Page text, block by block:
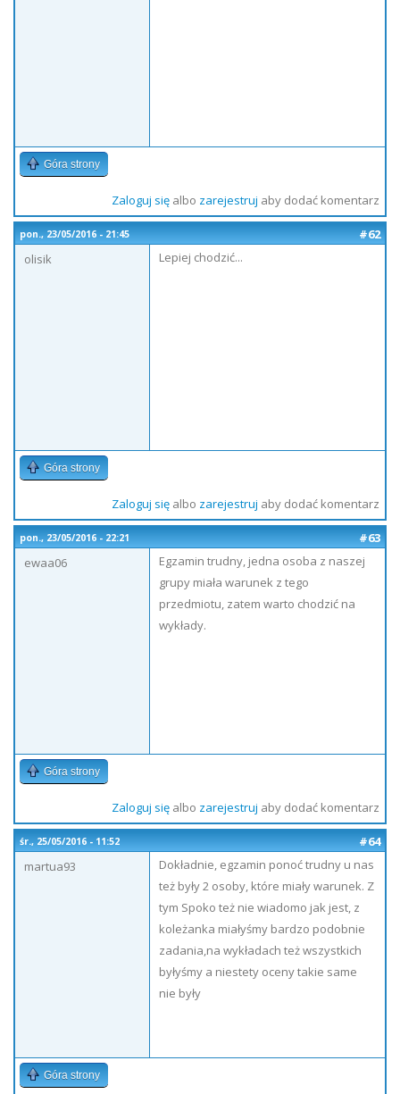
Góra strony
Zaloguj sięalbo zarejestruj aby dodać komentarz
pon., 23/05/2016 - 21:45
#62
olisik
Lepiej chodzić...
Góra strony
Zaloguj sięalbo zarejestruj aby dodać komentarz
pon., 23/05/2016 - 22:21
#63
ewaa06
Egzamin trudny, jedna osoba z naszej
grupy miała warunek z tego
przedmiotu, zatem warto chodzić na
wykłady.
Góra strony
Zaloguj sięalbo zarejestruj aby dodać komentarz
śr., 25/05/2016 - 11:52
#64
martua93
Dokładnie, egzamin ponoć trudny u nas
też były 2 osoby, które miały warunek. Z
tym Spoko też nie wiadomo jak jest, z
koleżanka miałyśmy bardzo podobnie
zadania,na wykładach też wszystkich
byłyśmy a niestety oceny takie same
nie były
Góra strony